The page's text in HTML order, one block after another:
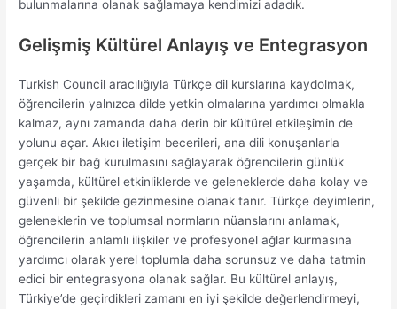
bulunmalarına olanak sağlamaya kendimizi adadık.
Gelişmiş Kültürel Anlayış ve Entegrasyon
Turkish Council aracılığıyla Türkçe dil kurslarına kaydolmak,
öğrencilerin yalnızca dilde yetkin olmalarına yardımcı olmakla
kalmaz, aynı zamanda daha derin bir kültürel etkileşimin de
yolunu açar. Akıcı iletişim becerileri, ana dili konuşanlarla
gerçek bir bağ kurulmasını sağlayarak öğrencilerin günlük
yaşamda, kültürel etkinliklerde ve geleneklerde daha kolay ve
güvenli bir şekilde gezinmesine olanak tanır. Türkçe deyimlerin,
geleneklerin ve toplumsal normların nüanslarını anlamak,
öğrencilerin anlamlı ilişkiler ve profesyonel ağlar kurmasına
yardımcı olarak yerel toplumla daha sorunsuz ve daha tatmin
edici bir entegrasyona olanak sağlar. Bu kültürel anlayış,
Türkiye’de geçirdikleri zamanı en iyi şekilde değerlendirmeyi,